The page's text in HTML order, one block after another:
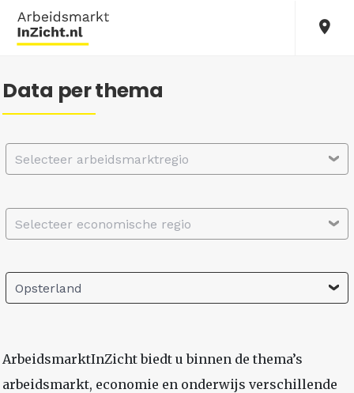
Data per thema
Selecteer arbeidsmarktregio
Selecteer economische regio
Opsterland
ArbeidsmarktInZicht biedt u binnen de thema’s
arbeidsmarkt, economie en onderwijs verschillende